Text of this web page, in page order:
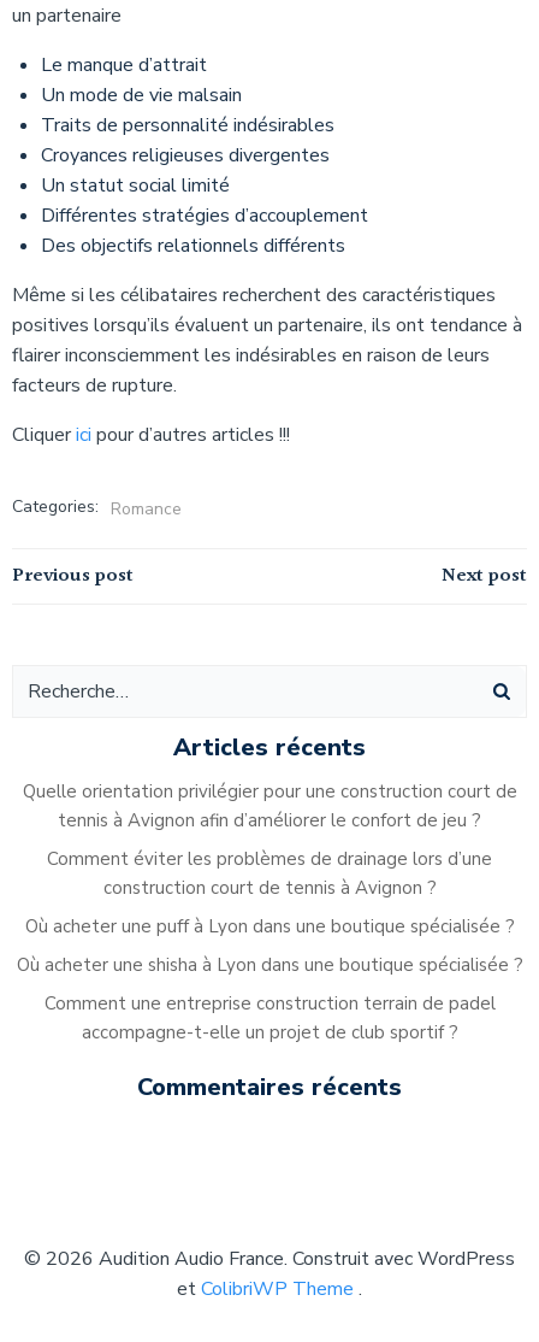
un partenaire
Le manque d’attrait
Un mode de vie malsain
Traits de personnalité indésirables
Croyances religieuses divergentes
Un statut social limité
Différentes stratégies d’accouplement
Des objectifs relationnels différents
Même si les célibataires recherchent des caractéristiques
positives lorsqu’ils évaluent un partenaire, ils ont tendance à
flairer inconsciemment les indésirables en raison de leurs
facteurs de rupture.
Cliquerici pour d’autres articles !!!
Categories: Romance
Navigation
l’article
Previous post Navigation
Next post
Articles récents
Quelle orientation privilégier pour une construction court de
tennis à Avignon afin d’améliorer le confort de jeu ?
Comment éviter les problèmes de drainage lors d’une
construction court de tennis à Avignon ?
Où acheter une puff à Lyon dans une boutique spécialisée ?
Où acheter une shisha à Lyon dans une boutique spécialisée ?
Comment une entreprise construction terrain de padel
accompagne-t-elle un projet de club sportif ?
Commentaires récents
© 2026 Audition Audio France. Construit avec WordPress
etColibriWP Theme .